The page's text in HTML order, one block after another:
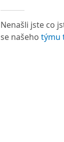
Nenašli jste co
se našeho týmu